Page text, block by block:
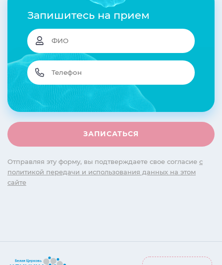
Запишитесь на прием
Отправляя эту форму, вы подтверждаете свое согласие с
политикой передачи и использования данных на этом
сайте